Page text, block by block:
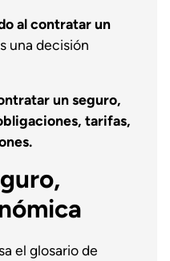
al contratar un
una decisión
un seguro,
tarifas,
el glosario de